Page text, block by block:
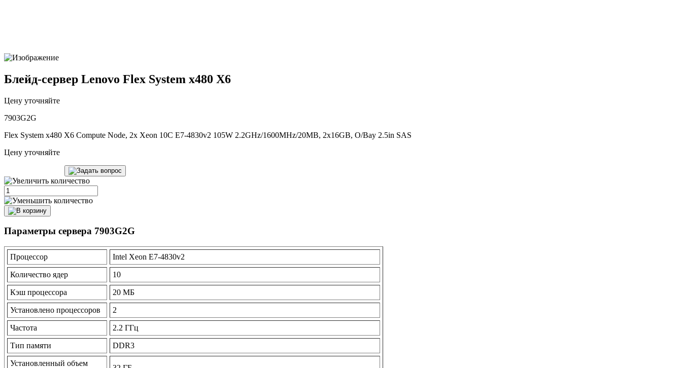
Блейд-сервер Lenovo Flex System x480 X6
Цену уточняйте
7903G2G
Flex System x480 X6 Compute Node, 2x Xeon 10C E7-4830v2 105W 2.2GHz/1600MHz/20MB, 2x16GB, O/Bay 2.5in SAS
Цену уточняйте
Параметры сервера 7903G2G
Процессор Intel Xeon E7-4830v2
Количество ядер 10
Кэш процессора 20 МБ
Установлено процессоров 2
Частота 2.2 ГГц
Тип памяти DDR3
Установленный объем